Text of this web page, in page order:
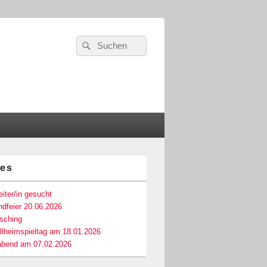
Suchen
nach:
Suchen
in gesucht
20.06.2026
am 18.01.2026
am 07.02.2026